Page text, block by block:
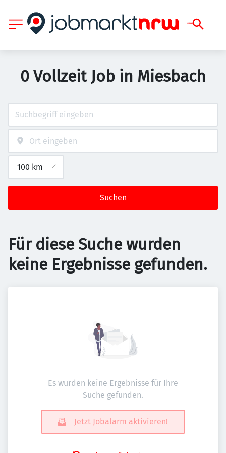
0 Vollzeit Job in Miesbach
Suchen
Für diese Suche wurden
keine Ergebnisse gefunden.
Es wurden keine Ergebnisse für Ihre
Suche gefunden.
Jetzt Jobalarm aktivieren!